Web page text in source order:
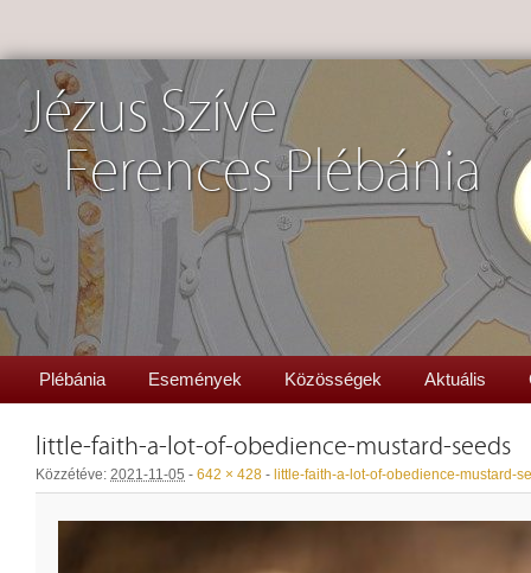
Jézus Szíve
Ferences Plébánia
Plébánia Események Közösségek Aktuális
little-faith-a-lot-of-obedience-mustard-seeds
Közzétéve: 2021-11-05 - 642 × 428 - little-faith-a-lot-of-obedience-mustard-